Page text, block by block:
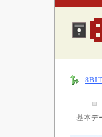
基本デ